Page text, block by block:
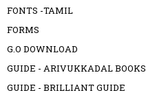
FONTS -TAMIL
FORMS
G.O DOWNLOAD
GUIDE - ARIVUKKADAL BOOKS
GUIDE - BRILLIANT GUIDE